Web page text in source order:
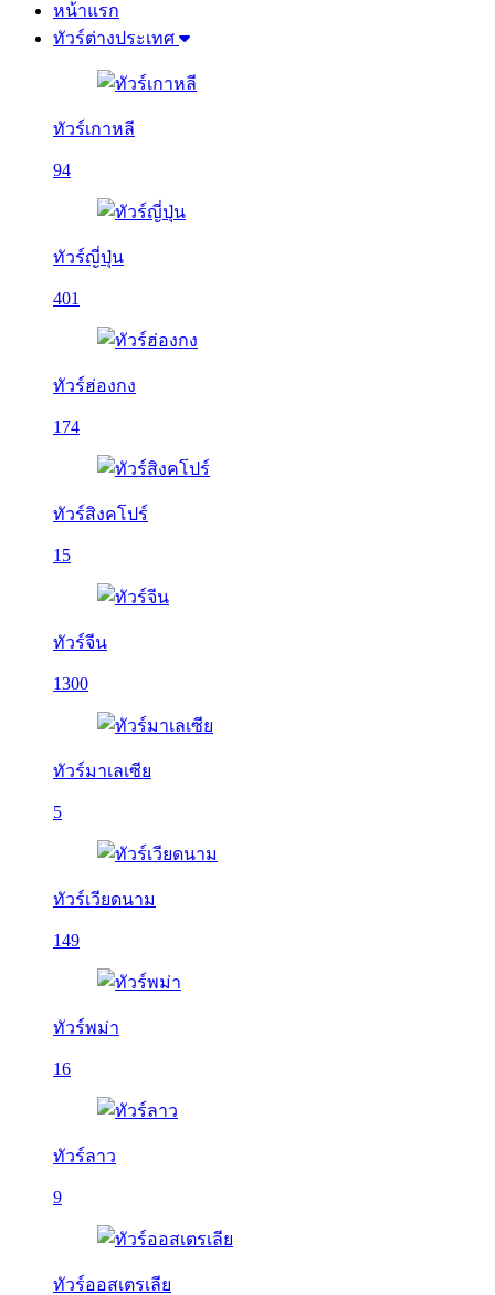
หน้าแรก
ทัวร์ต่างประเทศ
ทัวร์เกาหลี
94
ทัวร์ญี่ปุ่น
401
ทัวร์ฮ่องกง
174
ทัวร์สิงคโปร์
15
ทัวร์จีน
1300
ทัวร์มาเลเซีย
5
ทัวร์เวียดนาม
149
ทัวร์พม่า
16
ทัวร์ลาว
9
ทัวร์ออสเตรเลีย